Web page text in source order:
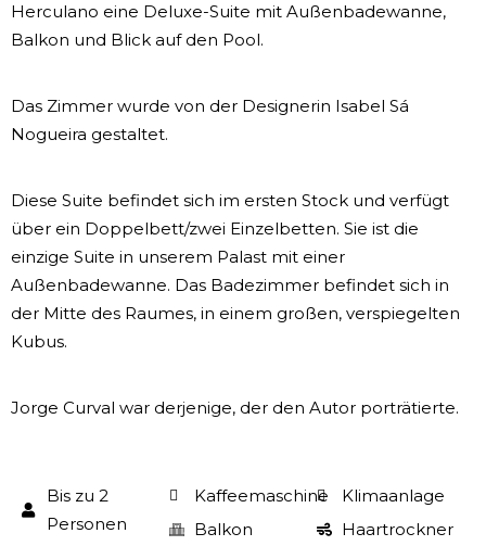
Herculano eine Deluxe-Suite mit Außenbadewanne,
Balkon und Blick auf den Pool.
Das Zimmer wurde von der Designerin Isabel Sá
Nogueira gestaltet.
Diese Suite befindet sich im ersten Stock und verfügt
über ein Doppelbett/zwei Einzelbetten. Sie ist die
einzige Suite in unserem Palast mit einer
Außenbadewanne. Das Badezimmer befindet sich in
der Mitte des Raumes, in einem großen, verspiegelten
Kubus.
Jorge Curval war derjenige, der den Autor porträtierte.
Bis zu 2
Personen
Kaffeemaschine
Balkon
Klimaanlage
Haartrockner